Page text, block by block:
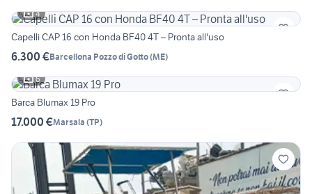
4
Capelli CAP 16 con Honda BF40 4T – Pronta all'uso
6.300 €Barcellona Pozzo di Gotto(ME)
6
Barca Blumax 19 Pro
17.000 €Marsala (TP)